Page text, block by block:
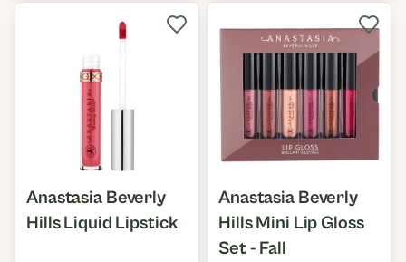
Anastasia Beverly
Hills Liquid Lipstick
Anastasia Beverly
Hills Mini Lip Gloss
Set - Fall